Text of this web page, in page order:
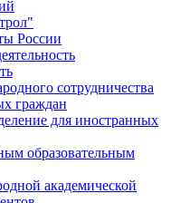
России
сотрудничества
граждан
для иностранных
образовательным
академической